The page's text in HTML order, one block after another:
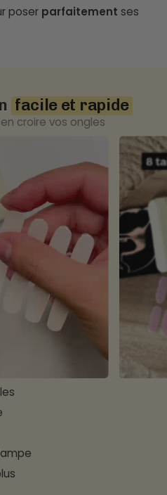
poser parfaitement ses
facile et rapide
croire vos ongles